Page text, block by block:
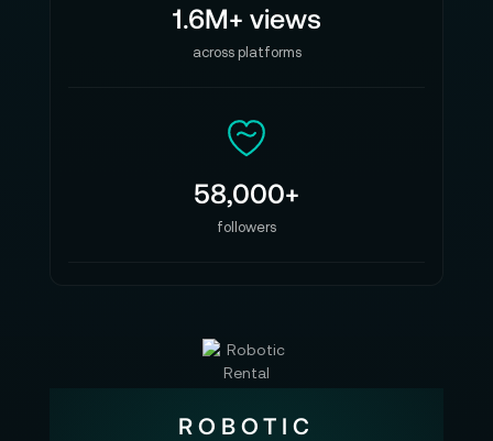
1.6M+ views
across platforms
58,000+
followers
ROBOTIC